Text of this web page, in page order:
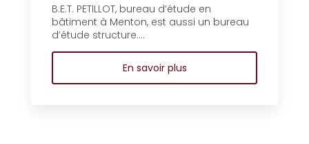
B.E.T. PETILLOT, bureau d’étude en
bâtiment à Menton, est aussi un bureau
d’étude structure....
En savoir plus